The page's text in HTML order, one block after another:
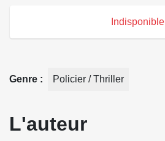
Indisponible
Genre Policier / Thriller
L'auteur